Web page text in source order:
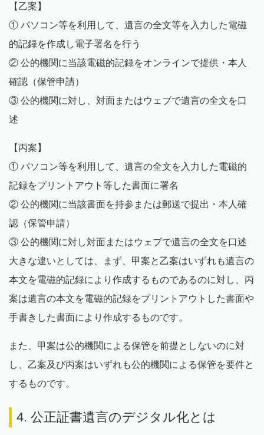
【乙案】
① パソコン等を利用して、遺言の全文等を入力した電磁
的記録を作成し電子署名を行う
② 公的機関に当該電磁的記録をオンラインで提供・本人
確認（保管申請）
③ 公的機関に対し、対面またはウェブで遺言の全文を口
述
【丙案】
① パソコン等を利用して、遺言の全文を入力した電磁的
記録をプリントアウト等した書面に署名
② 公的機関に当該書面を持参または郵送で提出・本人確
認（保管申請）
③ 公的機関に対し対面またはウェブで遺言の全文を口述
大きな違いとしては、まず、甲案と乙案はいずれも遺言の
本文を電磁的記録により作成するものであるのに対し、丙
案は遺言の本文を電磁的記録をプリントアウトした書面や
手書きした書面により作成するものです。
また、甲案は公的機関による保管を前提としないのに対
し、乙案及び丙案はいずれも公的機関による保管を要件と
するものです。
4. 公正証書遺言のデジタル化とは